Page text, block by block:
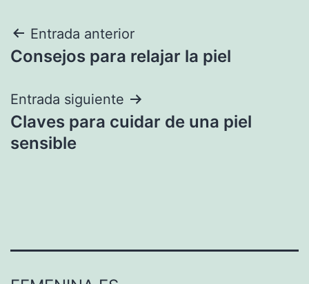
Navegación
de
entradas
Entrada anterior
Consejos para relajar la piel
Entrada siguiente
Claves para cuidar de una piel
sensible